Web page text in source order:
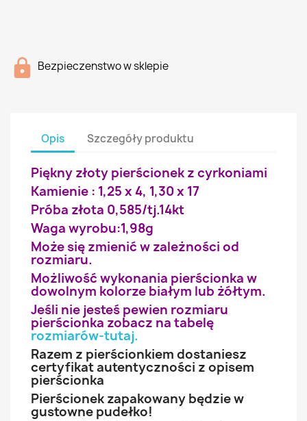
Bezpieczenstwo w sklepie
Opis Szczegóły produktu
Piękny złoty pierścionek z cyrkoniami
Kamienie : 1,25 x 4, 1,30 x 17
Próba złota 0,585/tj.14kt
Waga wyrobu:1,98g
Może się zmienić w zależności od
rozmiaru.
Możliwość wykonania pierścionka w
dowolnym kolorze białym lub żółtym.
Jeśli nie jesteś pewien rozmiaru
pierścionka zobacz na tabelę
rozmiarów-tutaj.
Razem z pierścionkiem dostaniesz
certyfikat autentyczności z opisem
pierścionka
Pierścionek zapakowany będzie w
gustowne pudełko!